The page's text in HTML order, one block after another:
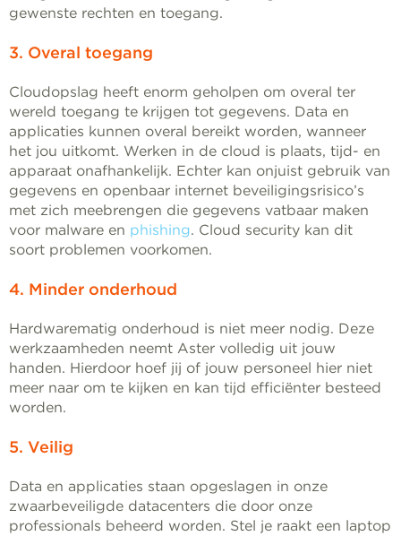
gewenste rechten en toegang.
3. Overal toegang
Cloudopslag heeft enorm geholpen om overal ter
wereld toegang te krijgen tot gegevens. Data en
applicaties kunnen overal bereikt worden, wanneer
het jou uitkomt. Werken in de cloud is plaats, tijd- en
apparaat onafhankelijk. Echter kan onjuist gebruik van
gegevens en openbaar internet beveiligingsrisico’s
met zich meebrengen die gegevens vatbaar maken
voor malware en phishing. Cloud security kan dit
soort problemen voorkomen.
4. Minder onderhoud
Hardwarematig onderhoud is niet meer nodig. Deze
werkzaamheden neemt Aster volledig uit jouw
handen. Hierdoor hoef jij of jouw personeel hier niet
meer naar om te kijken en kan tijd efficiënter besteed
worden.
5. Veilig
Data en applicaties staan opgeslagen in onze
zwaarbeveiligde datacenters die door onze
professionals beheerd worden. Stel je raakt een laptop